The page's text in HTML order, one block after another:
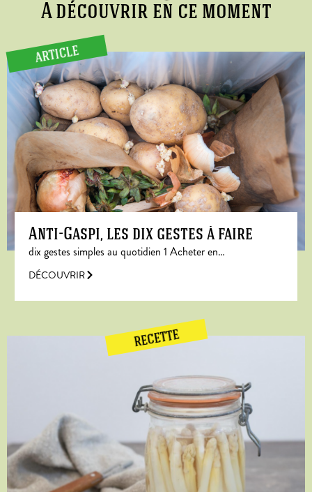
A découvrir en ce moment
ARTICLE
Anti-Gaspi, les dix gestes à faire
dix gestes simples au quotidien 1 Acheter en…
DÉCOUVRIR
RECETTE